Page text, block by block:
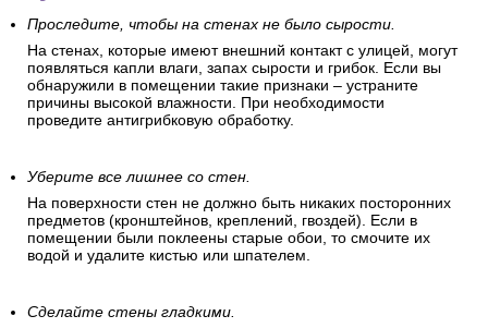
Проследите, чтобы на стенах не было сырости.
На стенах, которые имеют внешний контакт с улицей, могут
появляться капли влаги, запах сырости и грибок. Если вы
обнаружили в помещении такие признаки – устраните
причины высокой влажности. При необходимости
проведите антигрибковую обработку.
Уберите все лишнее со стен.
На поверхности стен не должно быть никаких посторонних
предметов (кронштейнов, креплений, гвоздей). Если в
помещении были поклеены старые обои, то смочите их
водой и удалите кистью или шпателем.
Сделайте стены гладкими.